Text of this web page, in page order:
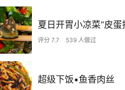
夏日开胃小凉菜“皮
评分 7.7 539 人做过
超级下饭•鱼香肉丝